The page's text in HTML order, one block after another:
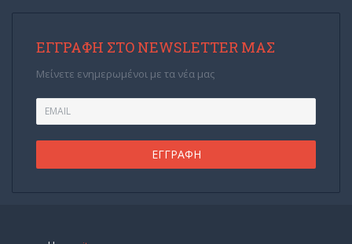
ΕΓΓΡΑΦΉ ΣΤΟ NEWSLETTER ΜΑΣ
Μείνετε ενημερωμένοι με τα νέα μας